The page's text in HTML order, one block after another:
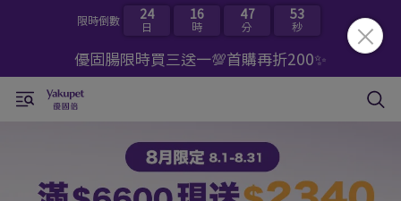
限時倒數 24
日
16
時
47
分
53
秒
優固腸限時買三送一💯首購再折200✨